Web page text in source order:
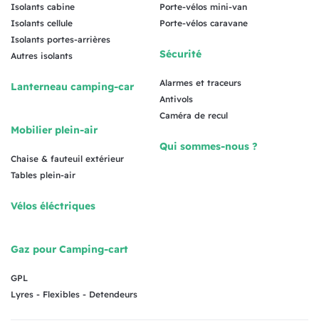
Isolants cabine
Isolants cellule
Isolants portes-arrières
Autres isolants
Lanterneau camping-car
Mobilier plein-air
Chaise & fauteuil extérieur
Tables plein-air
Vélos éléctriques
Gaz pour Camping-cart
GPL
Lyres - Flexibles - Detendeurs
Porte-vélos mini-van
Porte-vélos caravane
Sécurité
Alarmes et traceurs
Antivols
Caméra de recul
Qui sommes-nous ?